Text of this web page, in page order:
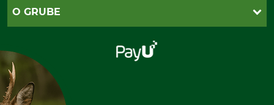
Odstąpienie od zamówienia
PayU
O GRUBE
Kontakt
Grube w Europie